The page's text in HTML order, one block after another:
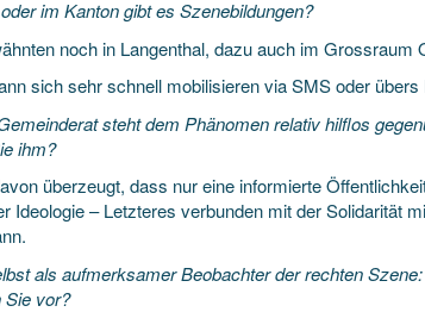
im Kanton gibt es Szenebildungen?
noch in Langenthal, dazu auch im Grossraum
sich sehr schnell mobilisieren via SMS oder übers
steht dem Phänomen relativ hilflos
ihm?
überzeugt, dass nur eine informierte
Ideologie – Letzteres verbunden mit der Solidarität
als aufmerksamer Beobachter der rechten
Sie vor?